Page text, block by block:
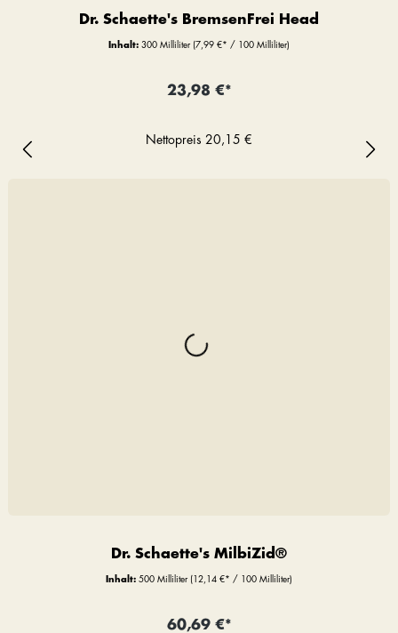
Dr. Schaette's BremsenFrei Head
Inhalt: 300 Milliliter (7,99 €* / 100 Milliliter)
23,98 €*
Nettopreis 20,15 €
Dr. Schaette's MilbiZid®
Inhalt: 500 Milliliter (12,14 €* / 100 Milliliter)
60,69 €*